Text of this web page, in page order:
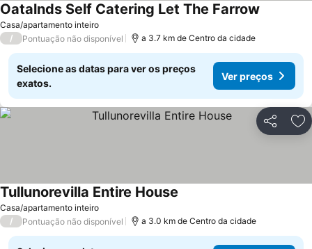
Casa/apartamento inteiro
Oatalnds Self Catering Let The Farrow
/ Pontuação não disponível a 3.7 km de Centro da cidade
Selecione as datas para ver os preços
exatos.
Ver preços
Partilhar
Casa/apartamento inteiro
Tullunorevilla Entire House
/ Pontuação não disponível a 3.0 km de Centro da cidade